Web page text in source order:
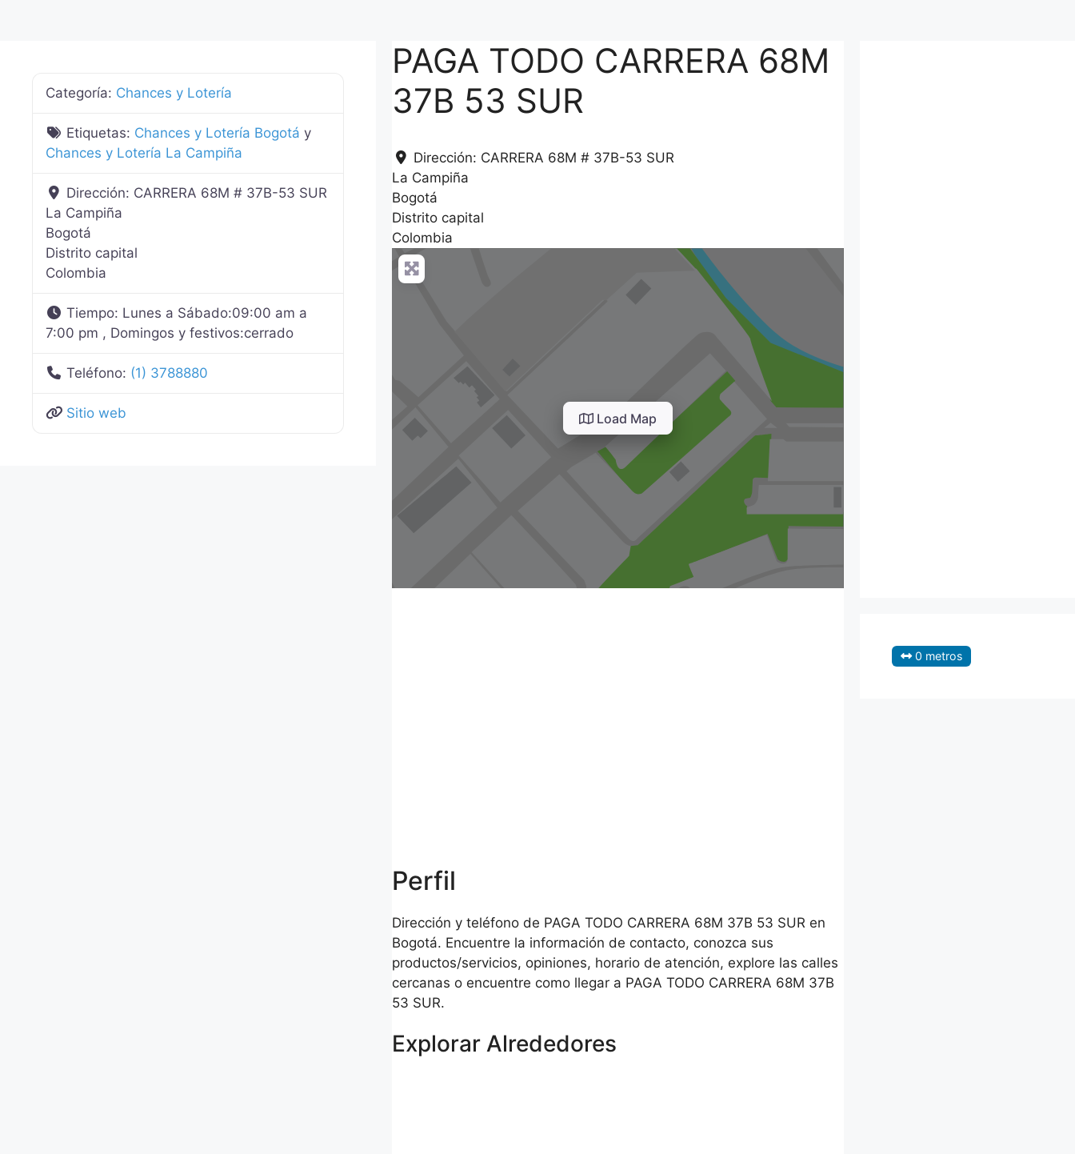
PAGA TODO CARRERA 68M
37B 53 SUR
Dirección: CARRERA 68M # 37B-53 SUR
La Campiña
Bogotá
Distrito capital
Colombia
Load Map
Perfil
Dirección y teléfono de PAGA TODO CARRERA 68M 37B 53 SUR en
Bogotá. Encuentre la información de contacto, conozca sus
productos/servicios, opiniones, horario de atención, explore las calles
cercanas o encuentre como llegar a PAGA TODO CARRERA 68M 37B
53 SUR.
Explorar Alrededores
Categoría: Chances y Lotería
Etiquetas: Chances y Lotería Bogotá y
Chances y Lotería La Campiña
Dirección: CARRERA 68M # 37B-53 SUR
La Campiña
Bogotá
Distrito capital
Colombia
Tiempo: Lunes a Sábado:09:00 am a
7:00 pm , Domingos y festivos:cerrado
Teléfono: (1) 3788880
Sitio web
0 metros